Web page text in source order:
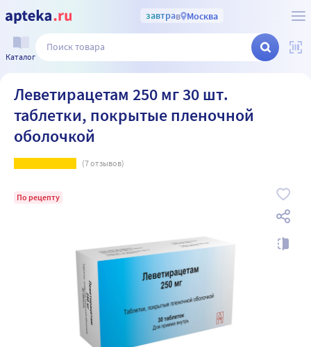
завтрав Москва
Каталог
Леветирацетам 250 мг 30 шт.
таблетки, покрытые пленочной
оболочкой
(7отзывов)
По рецепту